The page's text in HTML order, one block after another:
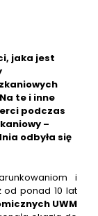
jaka jest
te i inne
podczas
–
odbyła się
i
od ponad 10 lat
UWM